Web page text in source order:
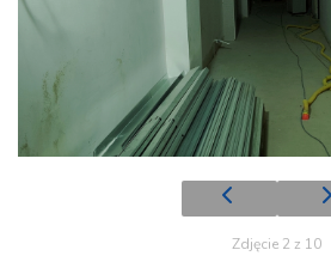
Zdjęcie 2 z 10